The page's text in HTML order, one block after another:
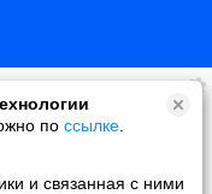
по ссылке
и связанная с ними